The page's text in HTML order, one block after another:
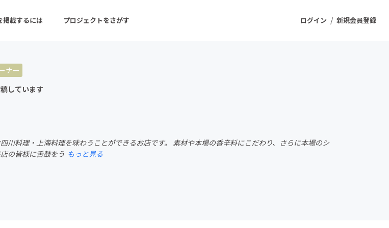
ログイン / 新規会員登録
掲載するには プロジェクトをさがす
着プロジェクト
開発 フード・飲食店
ファッション
ナー
しています
川料理・上海料理を味わうことができるお店です。 素材や本場の香辛料にこだわり、さらに本場のシ
の皆様に舌鼓をう もっと見る